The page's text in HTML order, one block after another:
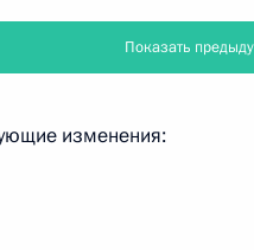
или его номер
Показать
изменения: